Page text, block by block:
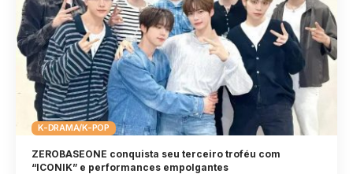
K-DRAMA/K-POP
ZEROBASEONE conquista seu terceiro troféu com
“ICONIK” e performances empolgantes